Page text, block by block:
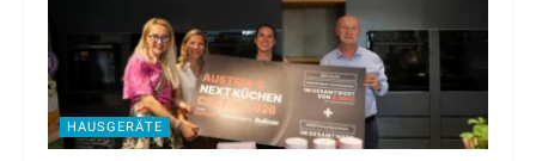
HAUSGERÄTE